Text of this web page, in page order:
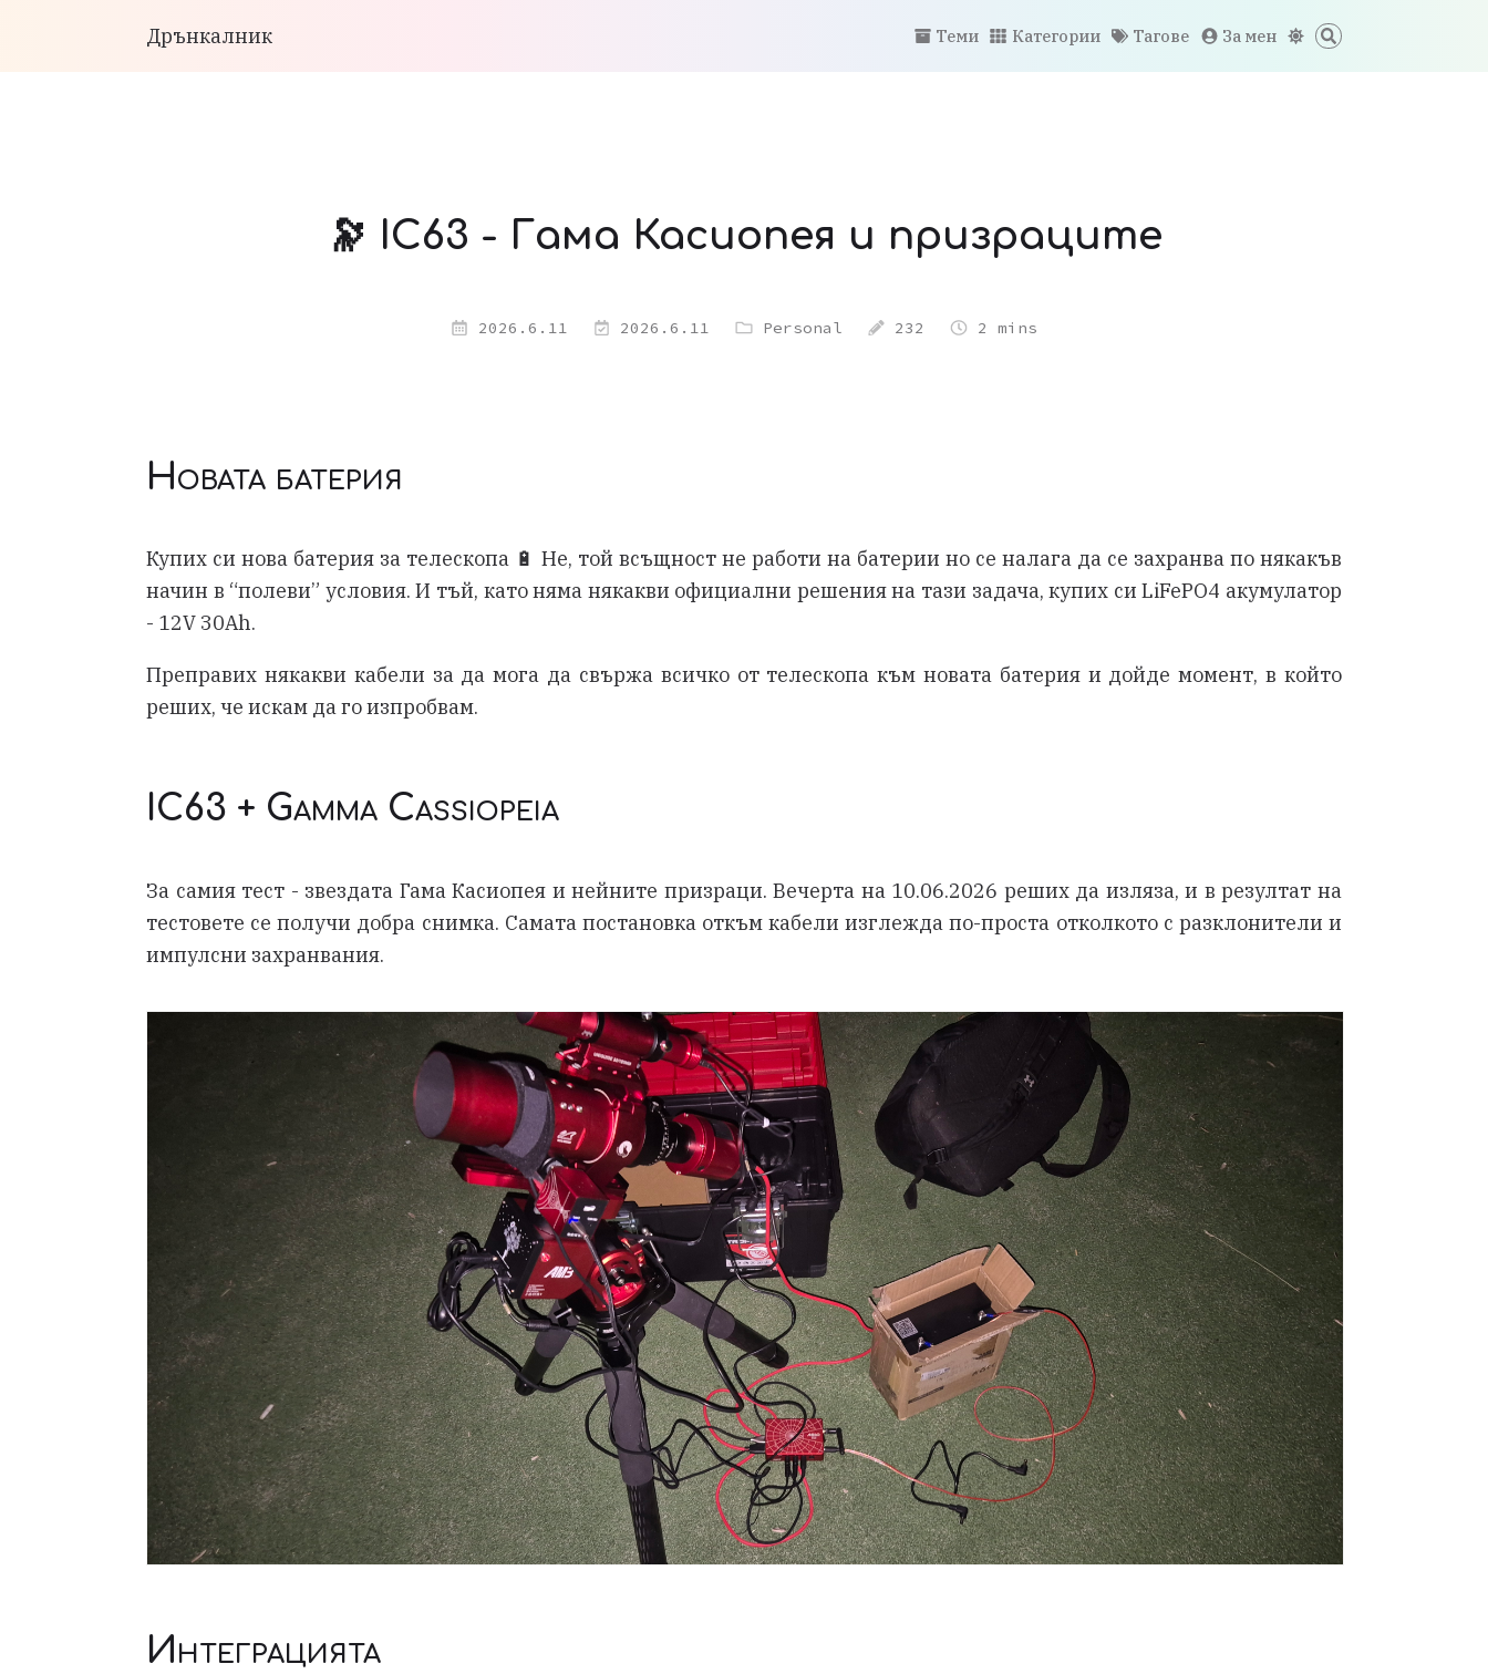
Дрънкалник Теми Категории Тагове За мен
🔭 IC63 - Гама Касиопея и призраците
2026.6.11 2026.6.11 Personal 232 2 mins
Новата батерия
Купих си нова батерия за телескопа 🔋 Не, той всъщност не работи на батерии но се налага да се захранва по някакъв
начин в “полеви” условия. И тъй, като няма някакви официални решения на тази задача, купих си LiFePO4 акумулатор
- 12V 30Ah.
Преправих някакви кабели за да мога да свържа всичко от телескопа към новата батерия и дойде момент, в който
реших, че искам да го изпробвам.
IC63 + Gamma Cassiopeia
За самия тест - звездата Гама Касиопея и нейните призраци. Вечерта на 10.06.2026 реших да изляза, и в резултат на
тестовете се получи добра снимка. Самата постановка откъм кабели изглежда по-проста отколкото с разклонители и
импулсни захранвания.
Интеграцията